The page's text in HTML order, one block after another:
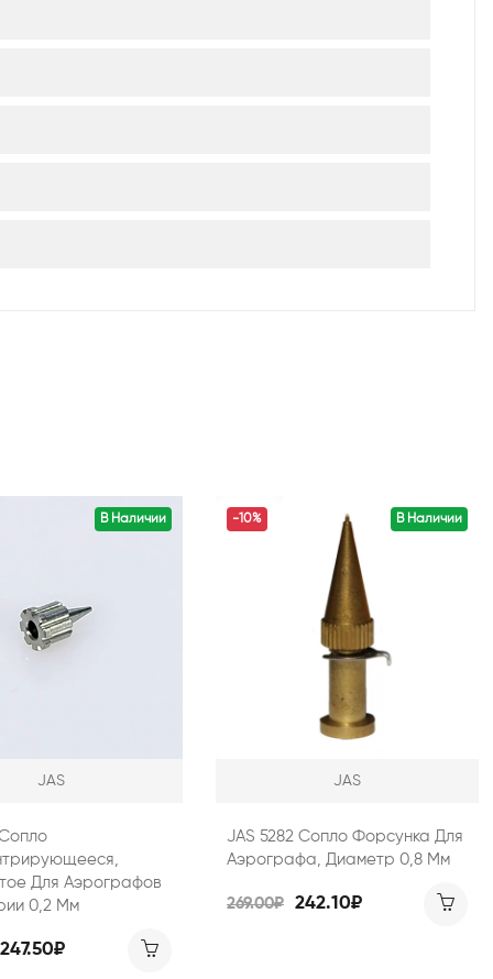
В Наличии
JAS
Сопло
Для Аэрографов
0,2 Мм
247.50₽
В Наличии
-10%
JAS
JAS 5282 Сопло Форсунка Для
Аэрографа, Диаметр 0,8 Мм
269.00₽ 242.10₽